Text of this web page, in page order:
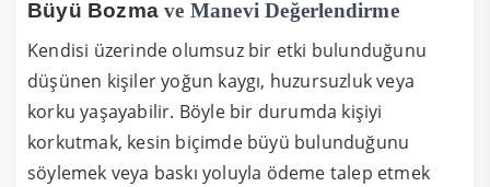
Büyü Bozma ve Manevi Değerlendirme
Kendisi üzerinde olumsuz bir etki bulunduğunu
düşünen kişiler yoğun kaygı, huzursuzluk veya
korku yaşayabilir. Böyle bir durumda kişiyi
korkutmak, kesin biçimde büyü bulunduğunu
söylemek veya baskı yoluyla ödeme talep etmek